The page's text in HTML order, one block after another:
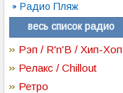
Радио Пляж
весь список радио
Рэп / R'n'B / Хип-Хоп
Релакс / Chillout
Ретро